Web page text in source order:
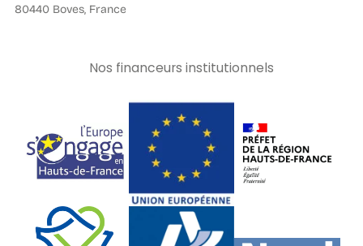
80440 Boves, France
Nos financeurs institutionnels